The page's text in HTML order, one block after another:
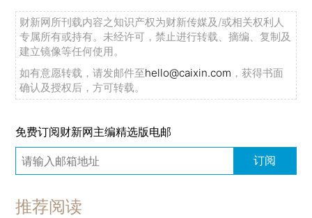
财新网所刊载内容之知识产权为财新传媒及/或相关权利人
专属所有或持有。未经许可，禁止进行转载、摘编、复制及
建立镜像等任何使用。
如有意愿转载，请发邮件至hello@caixin.com ，获得书面
确认及授权后，方可转载。
免费订阅财新网主编精选版电邮
订阅
推荐阅读